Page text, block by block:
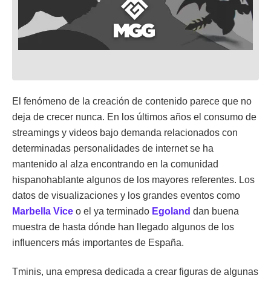
El fenómeno de la creación de contenido parece que no
deja de crecer nunca. En los últimos años el consumo de
streamings y videos bajo demanda relacionados con
determinadas personalidades de internet se ha
mantenido al alza encontrando en la comunidad
hispanohablante algunos de los mayores referentes. Los
datos de visualizaciones y los grandes eventos como
Marbella Vice o el ya terminado Egoland dan buena
muestra de hasta dónde han llegado algunos de los
influencers más importantes de España.
Tminis, una empresa dedicada a crear figuras de algunas